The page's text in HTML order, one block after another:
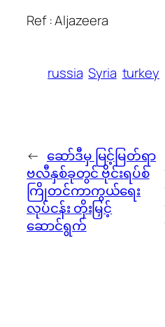
Ref : Aljazeera
russia Syria turkey
← ဆော်ဒီမှ မြင့်မြတ်ရာ
ဗလီနှစ်ခုတွင် ဗိုင်းရပ်စ်
ကြိုတင်ကာကွယ်ရေး
လုပ်ငန်း တိုးမြှင့်
ဆောင်ရွက်